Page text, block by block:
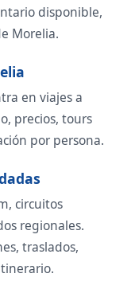
disponible,
Morelia.
en viajes a
precios, tours
por persona.
circuitos
regionales.
traslados,